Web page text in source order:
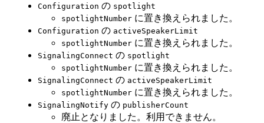
Configuration の spotlight
spotlightNumber に置き換えられました。
Configuration の activeSpeakerLimit
spotlightNumber に置き換えられました。
SignalingConnect の spotlight
spotlightNumber に置き換えられました。
SignalingConnect の activeSpeakerLimit
spotlightNumber に置き換えられました。
SignalingNotify の publisherCount
廃止となりました。利用できません。